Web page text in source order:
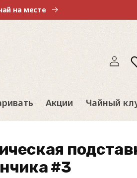
на месте
Акции Чайный
Войти
#3